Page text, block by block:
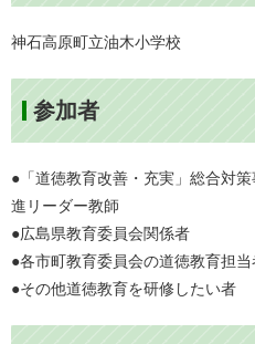
神石高原町立油木小学校
参加者
●「道徳教育改善・充実」総合対
進リーダー教師
●広島県教育委員会関係者
●各市町教育委員会の道徳教育担
●その他道徳教育を研修したい者